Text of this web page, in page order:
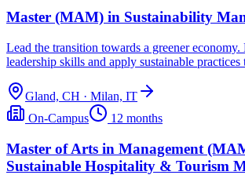
Master (MAM) in Sustainability
Lead the transition towards a greener economy.
leadership skills and apply sustainable practices
Gland, CH · Milan, IT
On-Campus
12 months
Master of Arts in Management
Sustainable Hospitality & Tourism